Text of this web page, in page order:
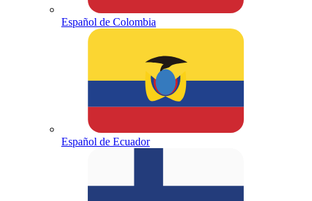
Español de Colombia
Español de Ecuador